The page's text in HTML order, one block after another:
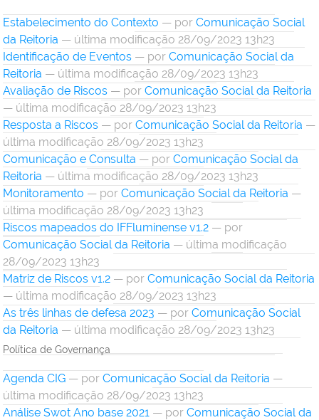
Estabelecimento do Contexto — por Comunicação Social
da Reitoria — última modificação 28/09/2023 13h23
Identificação de Eventos — por Comunicação Social da
Reitoria — última modificação 28/09/2023 13h23
Avaliação de Riscos — por Comunicação Social da Reitoria
— última modificação 28/09/2023 13h23
Resposta a Riscos — por Comunicação Social da Reitoria —
última modificação 28/09/2023 13h23
Comunicação e Consulta — por Comunicação Social da
Reitoria — última modificação 28/09/2023 13h23
Monitoramento — por Comunicação Social da Reitoria —
última modificação 28/09/2023 13h23
Riscos mapeados do IFFluminense v1.2 — por
Comunicação Social da Reitoria — última modificação
28/09/2023 13h23
Matriz de Riscos v1.2 — por Comunicação Social da Reitoria
— última modificação 28/09/2023 13h23
As três linhas de defesa 2023 — por Comunicação Social
da Reitoria — última modificação 28/09/2023 13h23
Política de Governança
Agenda CIG — por Comunicação Social da Reitoria —
última modificação 28/09/2023 13h23
Análise Swot Ano base 2021 — por Comunicação Social da